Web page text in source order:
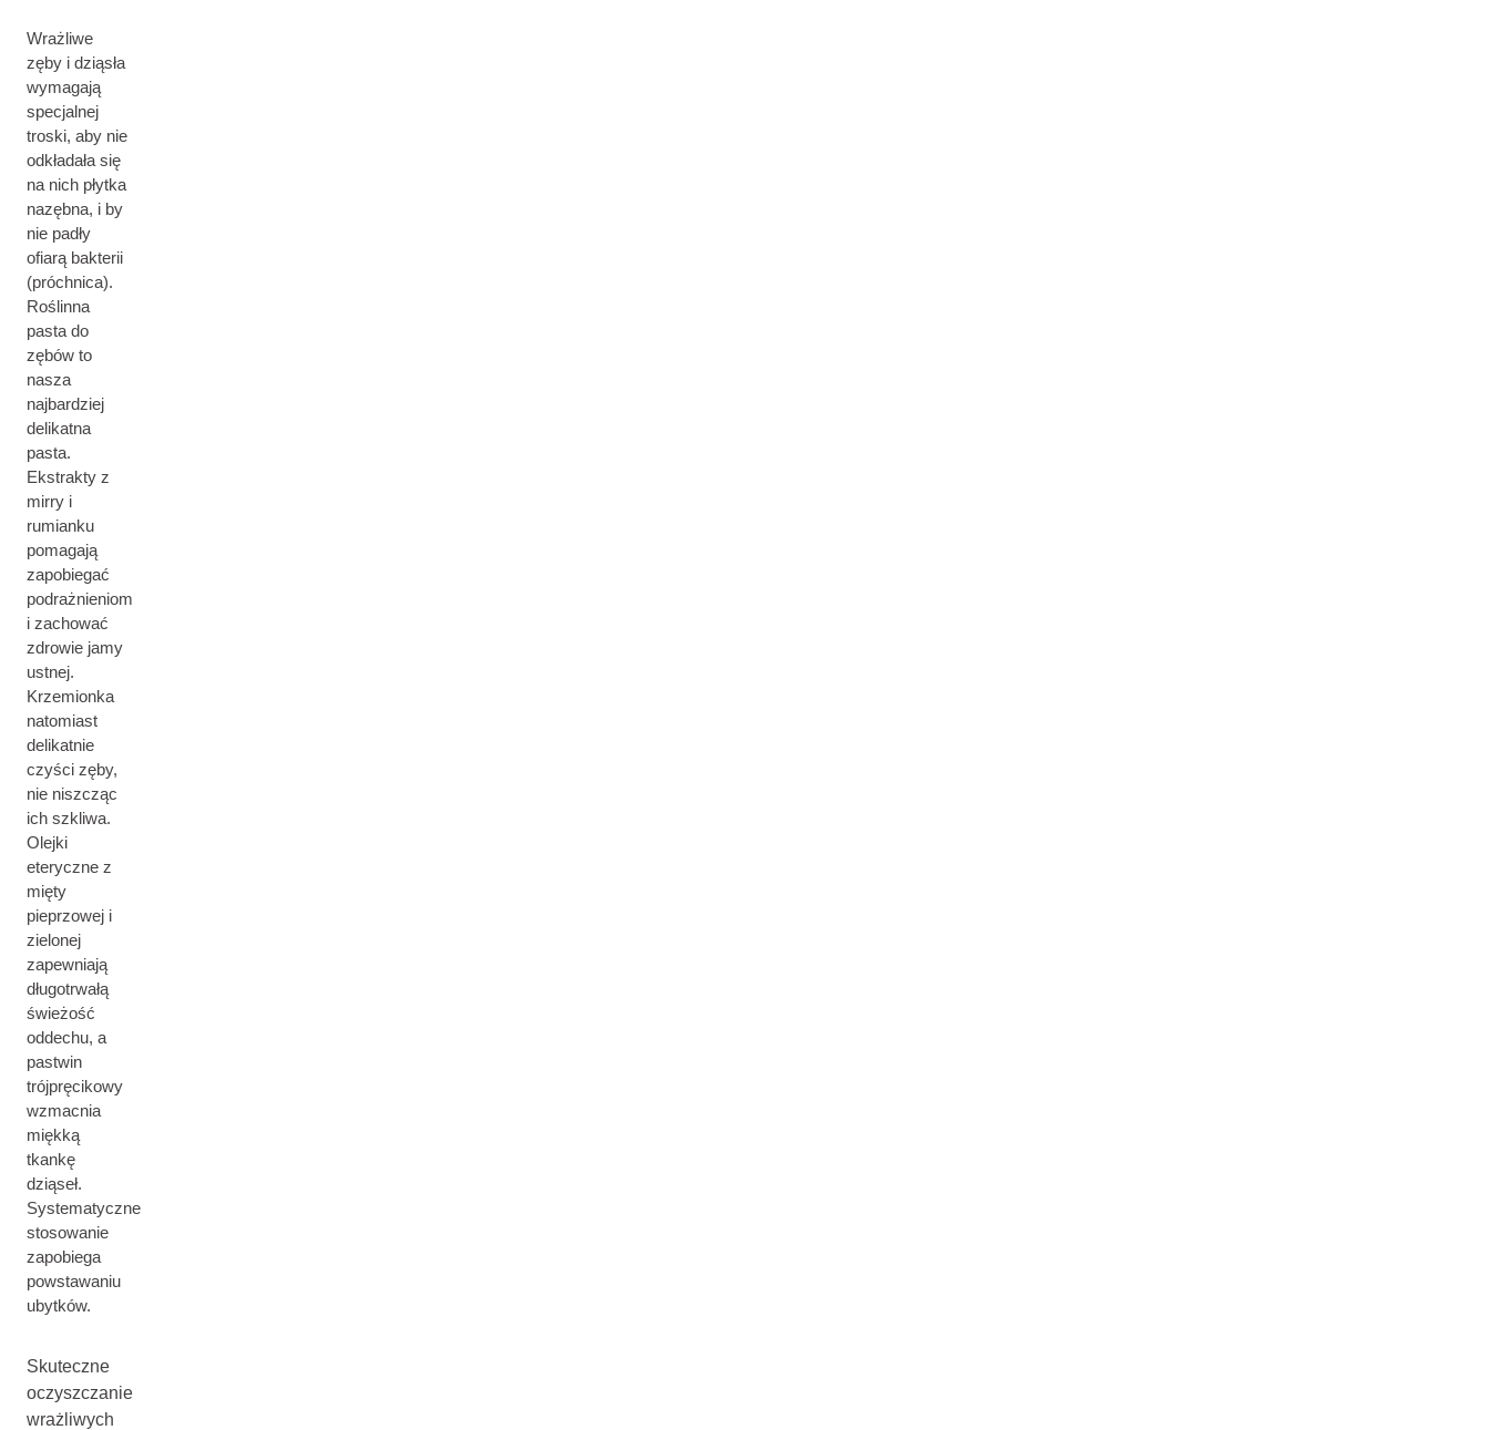
Wrażliwe
zęby i dziąsła
wymagają
specjalnej
troski, aby nie
odkładała się
na nich płytka
nazębna, i by
nie padły
ofiarą bakterii
(próchnica).
Roślinna
pasta do
zębów to
nasza
najbardziej
delikatna
pasta.
Ekstrakty z
mirry i
rumianku
pomagają
zapobiegać
podrażnieniom
i zachować
zdrowie jamy
ustnej.
Krzemionka
natomiast
delikatnie
czyści zęby,
nie niszcząc
ich szkliwa.
Olejki
eteryczne z
mięty
pieprzowej i
zielonej
zapewniają
długotrwałą
świeżość
oddechu, a
pastwin
trójpręcikowy
wzmacnia
miękką
tkankę
dziąseł.
Systematyczne
stosowanie
zapobiega
powstawaniu
ubytków.
Skuteczne
oczyszczanie
wrażliwych